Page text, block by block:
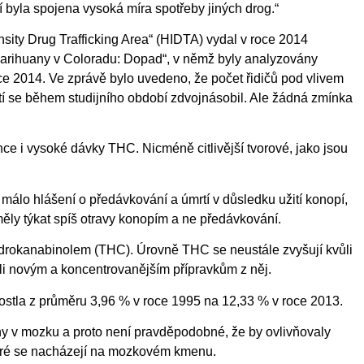
spojena vysoká míra spotřeby jiných drog.“
Drug Trafficking Area“ (HIDTA) vydal v roce 2014
v Coloradu: Dopad“, v němž byly analyzovány
2014. Ve zprávě bylo uvedeno, že počet řidičů pod vlivem
se během studijního období zdvojnásobil. Ale žádná zmínka
i vysoké dávky THC. Nicméně citlivější tvorové, jako jsou
hlášení o předávkování a úmrtí v důsledku užití konopí,
týkat spíš otravy konopím a ne předávkování.
(THC). Úrovně THC se neustále zvyšují kvůli
novým a koncentrovanějším přípravkům z něj.
z průměru 3,96 % v roce 1995 na 12,33 % v roce 2013.
v mozku a proto není pravděpodobné, že by ovlivňovaly
se nacházejí na mozkovém kmenu.